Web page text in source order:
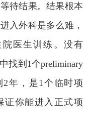
等待结果。结果根本
入外科是多么难，
医生训练。没有
找到 1个preliminary
2年，是1 个临时项
证你能进入正式项